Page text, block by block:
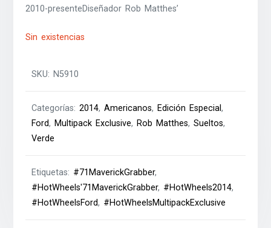
2010-presenteDiseñador Rob Matthes’
Sin existencias
SKU: N5910
Categorías:2014,Americanos, Edición Especial,
Ford, Multipack Exclusive, Rob Matthes,Sueltos,
Verde
Etiquetas: #71MaverickGrabber,
#HotWheels'71MaverickGrabber, #HotWheels2014,
#HotWheelsFord, #HotWheelsMultipackExclusive